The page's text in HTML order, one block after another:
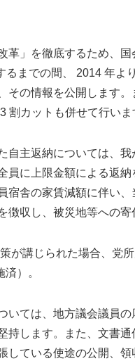
革」を徹底するため、
までの間、 2014 年よ
その情報を公開します
割カットも併せて行いま
自主返納については、
員に上限金額による返
宿舎の家賃減額に伴い
徴収し、被災地等への寄
が講じられた場合、党
）。
いては、地方議会議員の
持します。また、文書
している使途の公開、